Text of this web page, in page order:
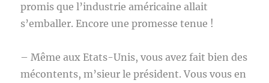
promis que l’industrie américaine allait
s’emballer. Encore une promesse tenue !
– Même aux Etats-Unis, vous avez fait bien des
mécontents, m’sieur le président. Vous vous en